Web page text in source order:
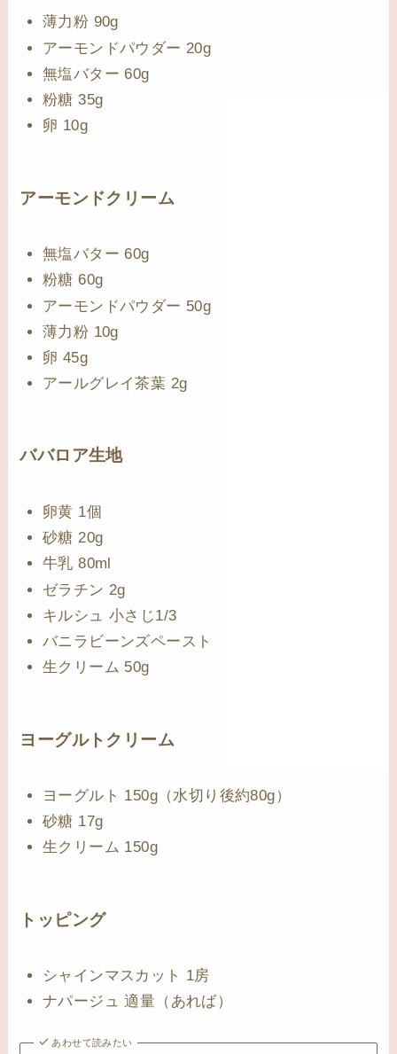
薄力粉 90g
アーモンドパウダー 20g
無塩バター 60g
粉糖 35g
卵 10g
アーモンドクリーム
無塩バター 60g
粉糖 60g
アーモンドパウダー 50g
薄力粉 10g
卵 45g
アールグレイ茶葉 2g
ババロア生地
卵黄 1個
砂糖 20g
牛乳 80ml
ゼラチン 2g
キルシュ 小さじ1/3
バニラビーンズペースト
生クリーム 50g
ヨーグルトクリーム
ヨーグルト 150g（水切り後約80g）
砂糖 17g
生クリーム 150g
トッピング
シャインマスカット 1房
ナパージュ 適量（あれば）
あわせて読みたい